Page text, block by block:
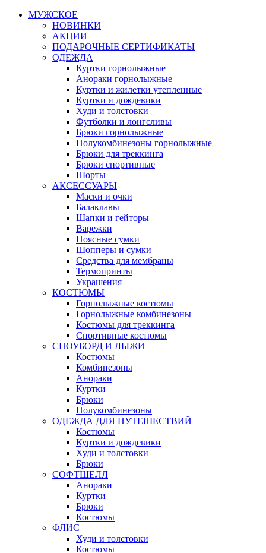
МУЖСКОЕ
НОВИНКИ
АКЦИИ
ПОДАРОЧНЫЕ СЕРТИФИКАТЫ
ОДЕЖДА
Куртки горнолыжные
Анораки горнолыжные
Куртки и жилетки утепленные
Куртки и дождевики
Худи и толстовки
Футболки и лонгсливы
Брюки горнолыжные
Полукомбинезоны горнолыжные
Брюки для треккинга
Брюки спортивные
Шорты
АКСЕССУАРЫ
Маски и очки
Балаклавы
Шапки и гейторы
Варежки
Поясные сумки
Шопперы и сумки
Средства для мембраны
Термопринты
Украшения
КОСТЮМЫ
Горнолыжные костюмы
Горнолыжные комбинезоны
Костюмы для треккинга
Спортивные костюмы
СНОУБОРД И ЛЫЖИ
Костюмы
Комбинезоны
Анораки
Куртки
Брюки
Полукомбинезоны
ОДЕЖДА ДЛЯ ПУТЕШЕСТВИЙ
Костюмы
Куртки и дождевики
Худи и толстовки
Брюки
СОФТШЕЛЛ
Анораки
Куртки
Брюки
Костюмы
ФЛИС
Худи и толстовки
Костюмы